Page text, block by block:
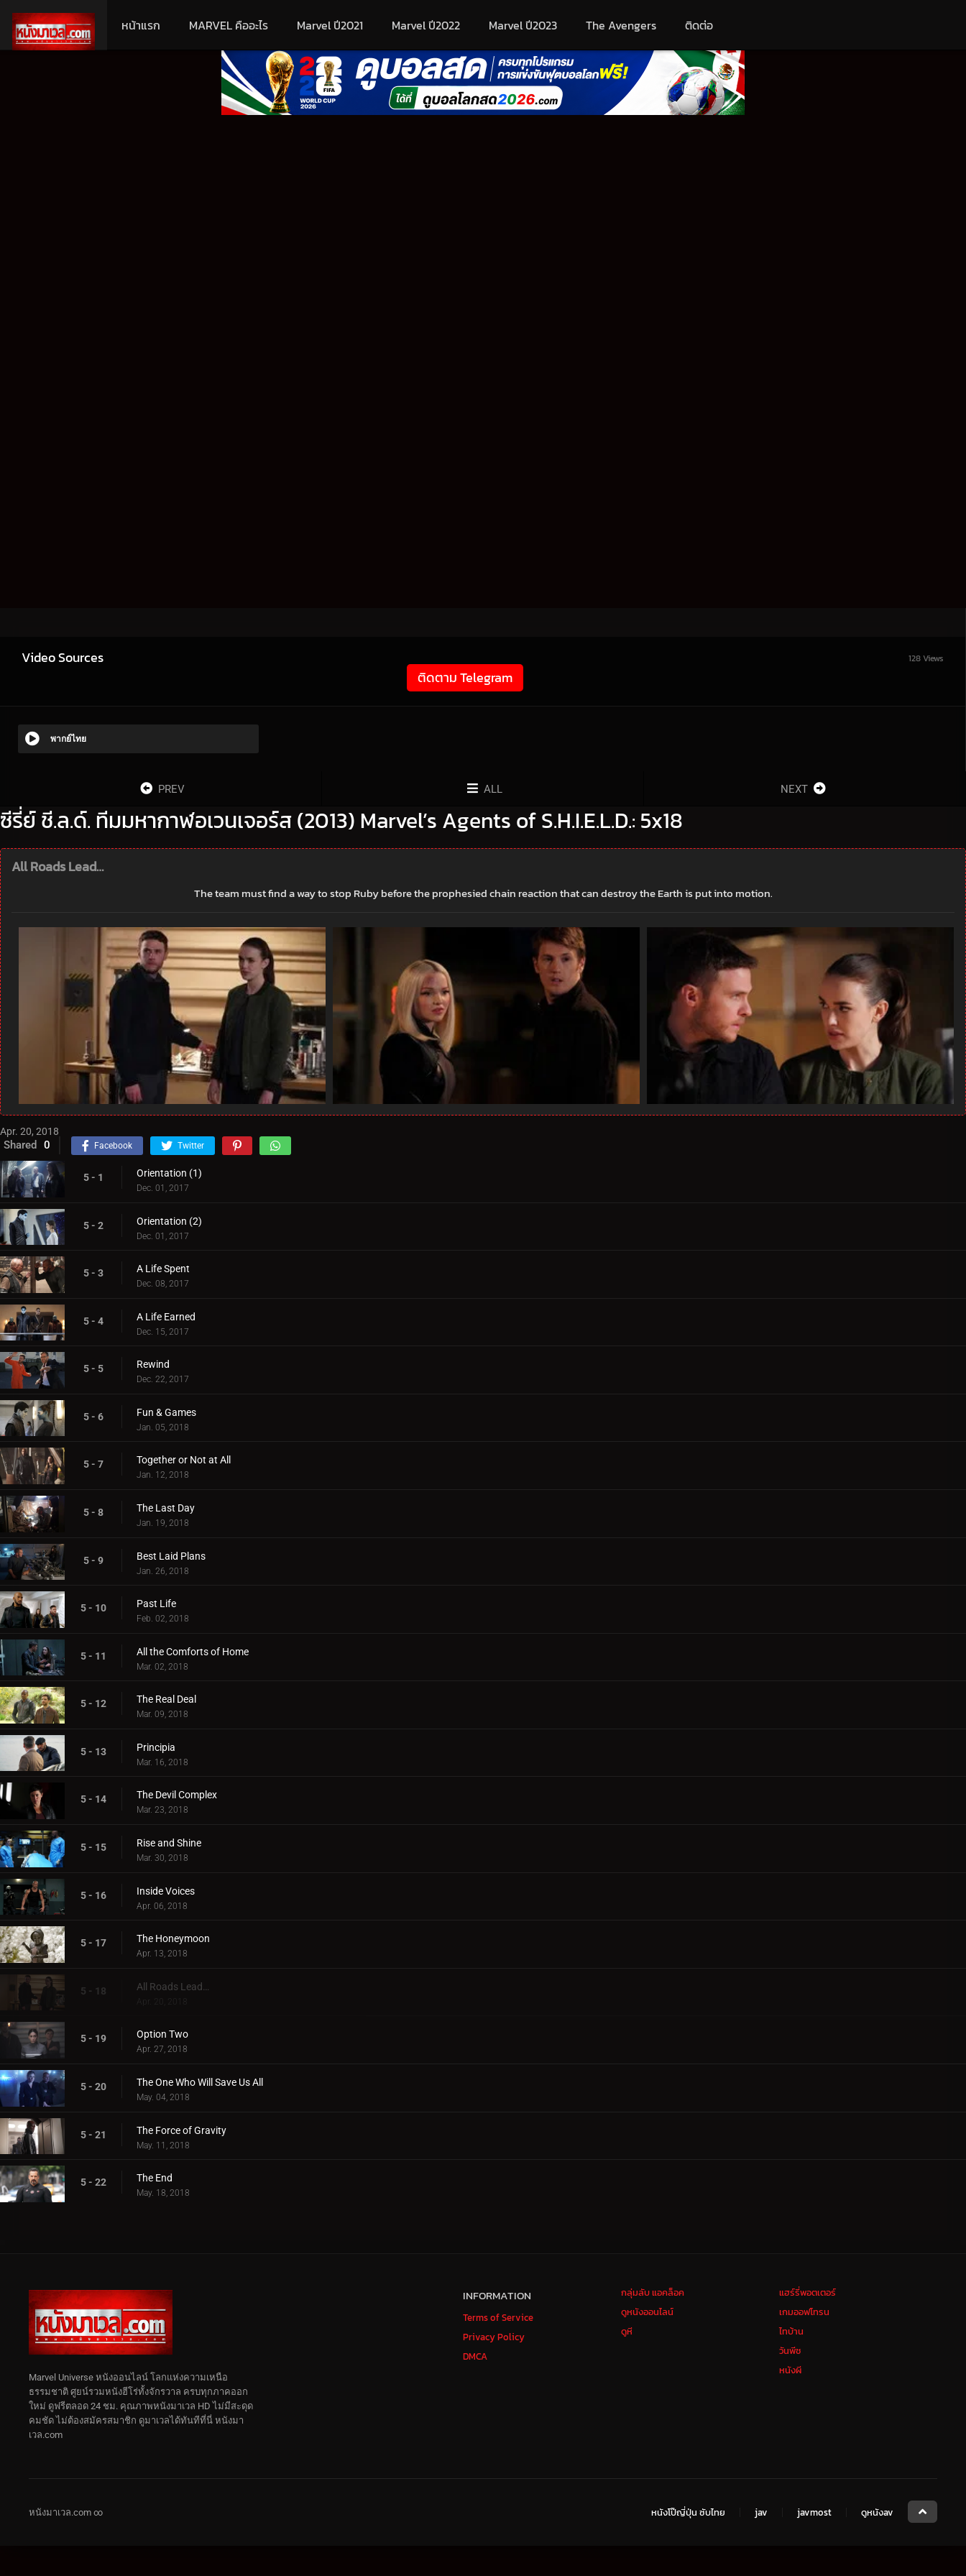
หน้าแรก MARVEL คืออะไร Marvel ปี2021 Marvel ปี2022 Marvel ปี2023 The Avengers ติดต่อ
Video Sources 128 Views
ติดตาม Telegram
พากย์ไทย
PREV ALL NEXT
ซีรี่ย์ ชี.ล.ด์. ทีมมหากาฬอเวนเจอร์ส (2013) Marvel’s Agents of S.H.I.E.L.D.: 5x18
All Roads Lead…
The team must find a way to stop Ruby before the prophesied chain reaction that can destroy the Earth is put into motion.
Apr. 20, 2018
Shared 0 Facebook Twitter
5 - 1 Orientation (1)
Dec. 01, 2017
5 - 2 Orientation (2)
Dec. 01, 2017
5 - 3 A Life Spent
Dec. 08, 2017
5 - 4 A Life Earned
Dec. 15, 2017
5 - 5 Rewind
Dec. 22, 2017
5 - 6 Fun & Games
Jan. 05, 2018
5 - 7 Together or Not at All
Jan. 12, 2018
5 - 8 The Last Day
Jan. 19, 2018
5 - 9 Best Laid Plans
Jan. 26, 2018
5 - 10 Past Life
Feb. 02, 2018
5 - 11 All the Comforts of Home
Mar. 02, 2018
5 - 12 The Real Deal
Mar. 09, 2018
5 - 13 Principia
Mar. 16, 2018
5 - 14 The Devil Complex
Mar. 23, 2018
5 - 15 Rise and Shine
Mar. 30, 2018
5 - 16 Inside Voices
Apr. 06, 2018
5 - 17 The Honeymoon
Apr. 13, 2018
5 - 18 All Roads Lead…
Apr. 20, 2018
5 - 19 Option Two
Apr. 27, 2018
5 - 20 The One Who Will Save Us All
May. 04, 2018
5 - 21 The Force of Gravity
May. 11, 2018
5 - 22 The End
May. 18, 2018
INFORMATION
Terms of Service
Privacy Policy
DMCA
กลุ่มลับ แอคล็อค
ดูหนังออนไลน์
ดูหี
แฮร์รี่พอตเตอร์
เกมออฟโทรน
ไทบ้าน
วันพีช
หนังผี
Marvel Universe หนังออนไลน์ โลกแห่งความเหนือ
ธรรมชาติ ศูยน์รวมหนังฮีโร่ทั้งจักรวาล ครบทุกภาคออก
ใหม่ ดูฟรีตลอด 24 ชม. คุณภาพหนังมาเวล HD ไม่มีสะดุด
คมชัด ไม่ต้องสมัครสมาชิก ดูมาเวลได้ทันทีที่นี่ หนังมา
เวล.com
หนังมาเวล.com ∞ หนังโป๊ญี่ปุ่น ซับไทย jav javmost ดูหนังav